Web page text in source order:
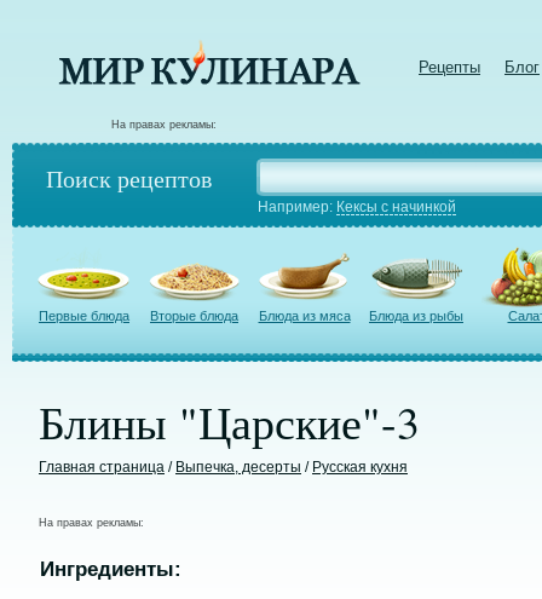
Рецепты Блог
На правах рекламы:
Поиск рецептов
Например: Кексы с начинкой
Первые блюда Вторые блюда Блюда из мяса Блюда из рыбы
Блины "Царские"-3
Главная страница / Выпечка, десерты / Русская кухня
На правах рекламы:
Ингредиенты: